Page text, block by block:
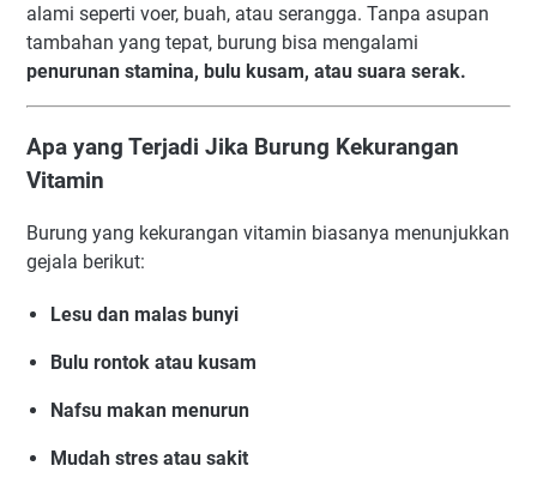
alami seperti voer, buah, atau serangga. Tanpa asupan
tambahan yang tepat, burung bisa mengalami
penurunan stamina, bulu kusam, atau suara serak.
Apa yang Terjadi Jika Burung Kekurangan
Vitamin
Burung yang kekurangan vitamin biasanya menunjukkan
gejala berikut:
Lesu dan malas bunyi
Bulu rontok atau kusam
Nafsu makan menurun
Mudah stres atau sakit